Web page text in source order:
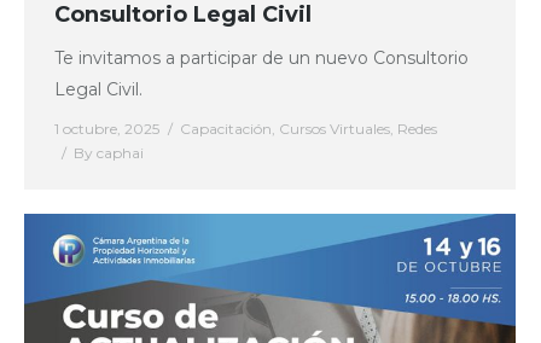
Consultorio Legal Civil
Te invitamos a participar de un nuevo Consultorio
Legal Civil.
1 octubre, 2025 Capacitación, Cursos Virtuales, Redes
By caphai